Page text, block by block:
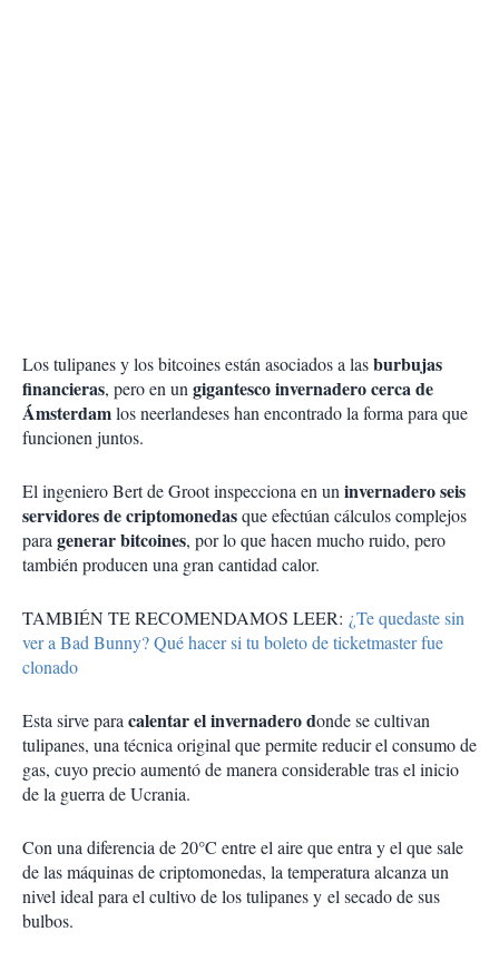
Los tulipanes y los bitcoines están asociados a lasburbujas
financieras, pero en ungigantesco invernadero cerca de
Ámsterdamlos neerlandeses han encontrado la forma para que
funcionen juntos.
El ingeniero Bert de Groot inspecciona en uninvernadero seis
servidores de criptomonedasque efectúan cálculos complejos
paragenerar bitcoines, por lo que hacen mucho ruido, pero
también producen una gran cantidad calor.
TAMBIÉN TE RECOMENDAMOS LEER: ¿Te quedaste sin
ver a Bad Bunny? Qué hacer si tu boleto de ticketmaster fue
clonado
Esta sirve paracalentar el invernadero donde se cultivan
tulipanes, una técnica original que permite reducir el consumo de
gas, cuyo precio aumentó de manera considerable tras el inicio
de la guerra de Ucrania.
Con una diferencia de 20°C entre el aire que entra y el que sale
de las máquinas de criptomonedas, la temperatura alcanza un
nivel ideal para el cultivo de los tulipanes y el secado de sus
bulbos.